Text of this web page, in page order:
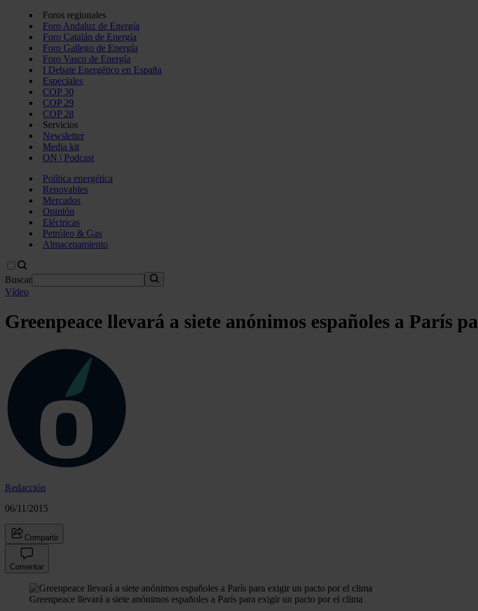
Foros regionales
Foro Andaluz de Energía
Foro Catalán de Energía
Foro Gallego de Energía
Foro Vasco de Energía
I Debate Energético en España
Especiales
COP 30
COP 29
COP 28
Servicios
Newsletter
Media kit
ON | Podcast
Política energética
Renovables
Mercados
Opinión
Eléctricas
Petróleo & Gas
Almacenamiento
Buscar
Vídeo
Greenpeace llevará a siete anónimos españoles a París
Redacción
06/11/2015
Compartir
Comentar
Greenpeace llevará a siete anónimos españoles a París para exigir un pacto por el clima